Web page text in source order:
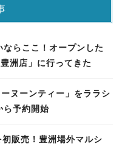
らここ！オープンした
洲店」に行ってきた
ヌーンティー」をララシ
ら予約開始
販売！豊洲場外マルシ